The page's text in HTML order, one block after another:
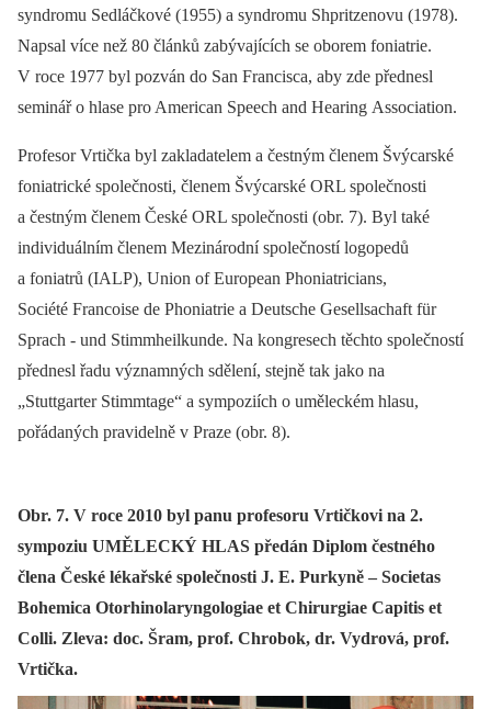
syndromu Sedláčkové (1955) a syndromu Shpritzenovu (1978).
Napsal více než 80 článků zabývajících se oborem foniatrie.
V roce 1977 byl pozván do San Francisca, aby zde přednesl
seminář o hlase pro American Speech and Hearing Association.
Profesor Vrtička byl zakladatelem a čestným členem Švýcarské
foniatrické společnosti, členem Švýcarské ORL společnosti
a čestným členem České ORL společnosti (obr. 7). Byl také
individuálním členem Mezinárodní společností ­logopedů
a foniatrů (IALP), Union of European Phoniatricians,
Société Francoise de Phoniatrie a Deutsche Gesellsachaft für
Sprach -⁠ und Stimmheilkunde. Na kongresech těchto společností
přednesl řadu významných sdělení, stejně tak jako na
„Stuttgarter Stimmtage“ a sympo­ziích o uměleckém hlasu,
pořádaných pravidelně v Praze (obr. 8).
Obr. 7. V roce 2010 byl panu profesoru Vrtičkovi na 2.
sympoziu UMĚLECKÝ HLAS předán Diplom čestného
člena České lékařské společnosti J. E. Purkyně – Societas
Bohemica Otorhinolaryngologiae et Chirurgiae Capitis et
Colli. Zleva: doc. Šram, prof. Chrobok, dr. Vydrová, prof.
Vrtička.